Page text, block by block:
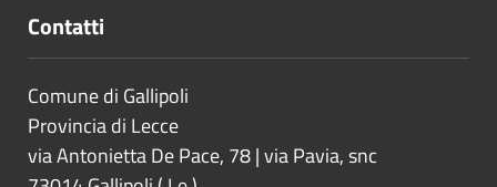
Contatti
Comune di Gallipoli
Provincia di Lecce
via Antonietta De Pace, 78 | via Pavia, snc